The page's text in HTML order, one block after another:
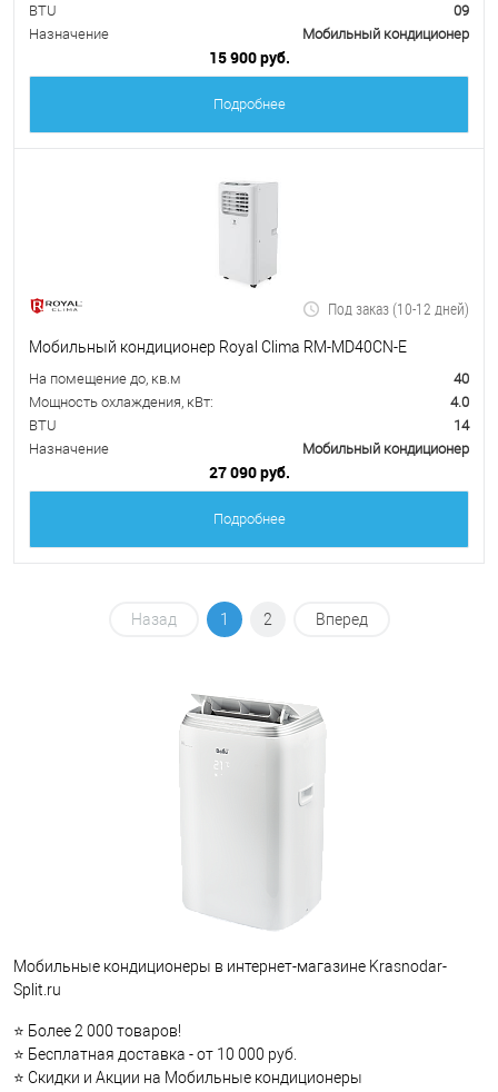
BTU
09
Назначение
Мобильный кондиционер
15 900 руб.
Подробнее
Под заказ (10-12 дней)
Мобильный кондиционер Royal Clima RM-MD40CN-E
На помещение до, кв.м
40
Мощность охлаждения, кВт:
4.0
BTU
14
Назначение
Мобильный кондиционер
27 090 руб.
Подробнее
Назад 1 2 Вперед
Мобильные кондиционеры в интернет-магазине Krasnodar-
Split.ru
⭐ Более 2 000 товаров!
⭐ Бесплатная доставка - от 10 000 руб.
⭐ Скидки и Акции на Мобильные кондиционеры